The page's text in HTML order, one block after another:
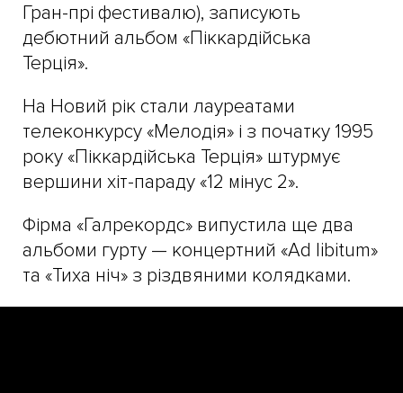
Гран-прі фестивалю), записують
дебютний альбом «Піккардійська
Терція».
На Новий рік стали лауреатами
телеконкурсу «Мелодія» і з початку 1995
року «Піккардійська Терція» штурмує
вершини хіт-параду «12 мінус 2».
Фірма «Галрекордс» випустила ще два
альбоми гурту — концертний «Ad libitum»
та «Тиха ніч» з різдвяними колядками.